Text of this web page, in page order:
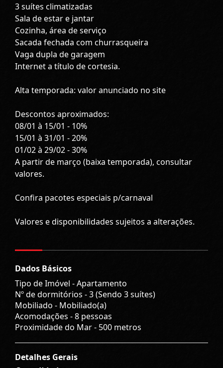
3 suítes climatizadas
Sala de estar e jantar
Cozinha, área de serviço
Sacada fechada com churrasqueira
Vaga dupla de garagem
Internet a título de cortesia.
Alta temporada: valor anunciado no site
Descontos aproximados:
08/01 à 15/01 - 10%
15/01 à 31/01 - 20%
01/02 à 29/02 - 30%
A partir de março (baixa temporada), consultar
valores.
Confira pacotes especiais p/carnaval
Valores e disponibilidades sujeitos a alterações.
Dados Básicos
Tipo de Imóvel - Apartamento
Nº de dormitórios - 3 (Sendo 3 suítes)
Mobiliado - Mobiliado(a)
Acomodações - 8 pessoas
Proximidade do Mar - 500 metros
Detalhes Gerais